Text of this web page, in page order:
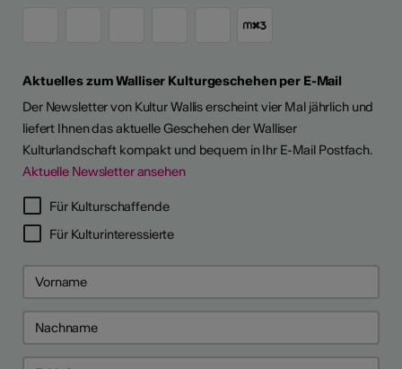
Aktuelles zum Walliser Kulturgeschehen per E-Mail
Der Newsletter von Kultur Wallis erscheint vier Mal jährlich und
liefert Ihnen das aktuelle Geschehen der Walliser
Kulturlandschaft kompakt und bequem in Ihr E-Mail Postfach.
Aktuelle Newsletter ansehen
Für Kulturschaffende
Für Kulturinteressierte